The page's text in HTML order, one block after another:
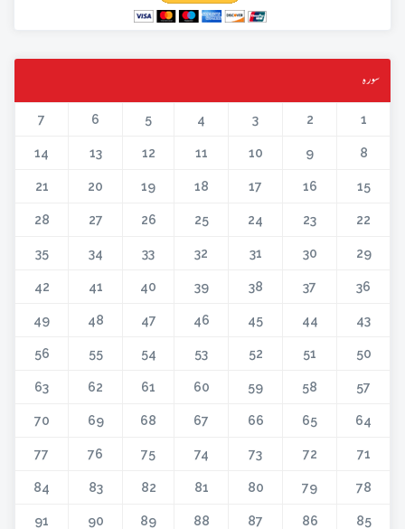
سورہ
1
2
3
4
5
6
7
8
9
10
11
12
13
14
15
16
17
18
19
20
21
22
23
24
25
26
27
28
29
30
31
32
33
34
35
36
37
38
39
40
41
42
43
44
45
46
47
48
49
50
51
52
53
54
55
56
57
58
59
60
61
62
63
64
65
66
67
68
69
70
71
72
73
74
75
76
77
78
79
80
81
82
83
84
85
86
87
88
89
90
91